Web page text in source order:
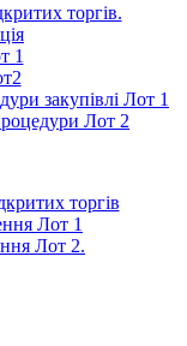
торгів.
1
закупівлі Лот 1
Лот 2
торгів
Лот 1
Лот 2.